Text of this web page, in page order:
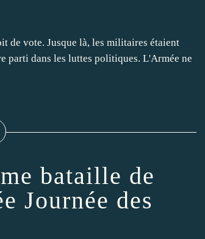
de vote. Jusque là, les militaires étaient
parti dans les luttes politiques. L'Armée ne
bataille de
Journée des